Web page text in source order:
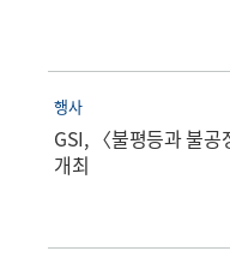
행사
GSI, 〈불평등과 불공
개최